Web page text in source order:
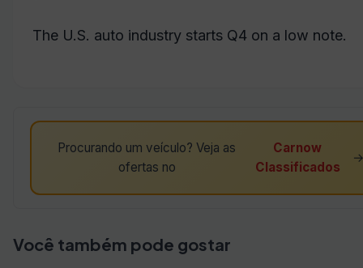
The U.S. auto industry starts Q4 on a low note.
Procurando um veículo? Veja as
ofertas no
Carnow
Classificados
Você também pode gostar